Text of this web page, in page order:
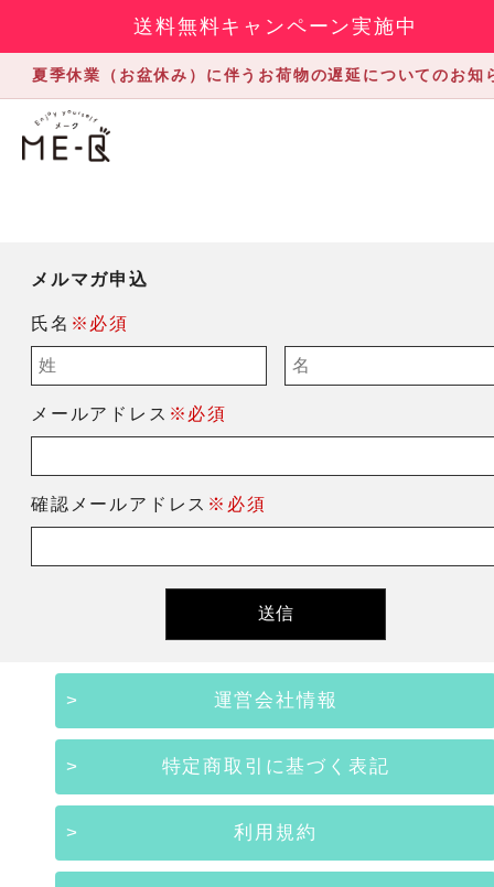
送料無料キャンペーン実施中
夏季休業（お盆休み）に伴うお荷物の遅延についてのお知
メルマガ申込
氏名 ※必須
メールアドレス ※必須
確認メールアドレス ※必須
運営会社情報
特定商取引に基づく表記
利用規約